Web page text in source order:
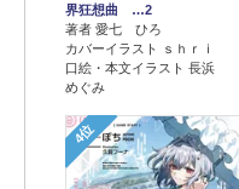
界狂想曲 …2
著者 愛七 ひろ
カバーイラスト ｓｈｒｉ
口絵・本文イラスト 長浜
めぐみ
4位